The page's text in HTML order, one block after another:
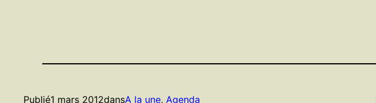
Publié1 mars 2012dansA la une, Agenda